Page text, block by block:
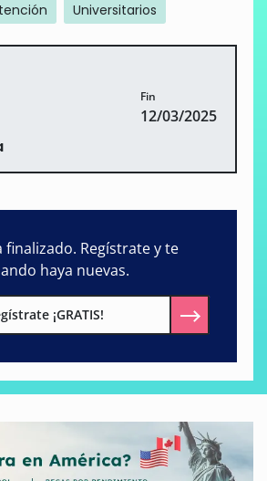
Universitarios
Fin
12/03/2025
finalizado. Regístrate y te
haya nuevas.
¡GRATIS!